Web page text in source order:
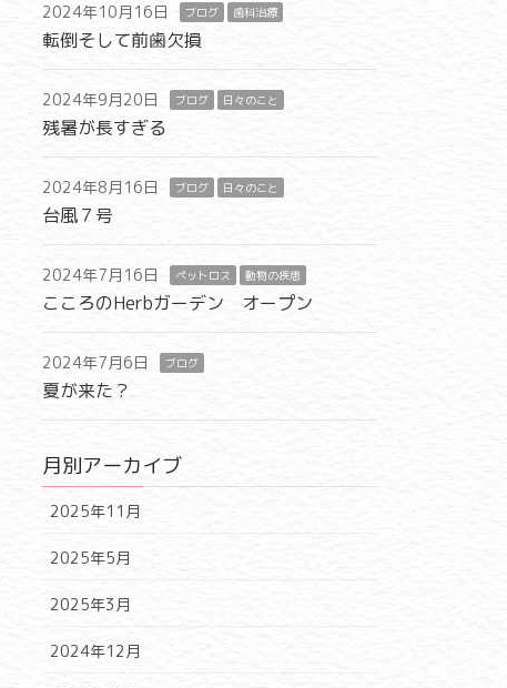
2024年10月16日 ブログ 歯科治療
転倒そして前歯欠損
2024年9月20日 ブログ 日々のこと
残暑が長すぎる
2024年8月16日 ブログ 日々のこと
台風７号
2024年7月16日 ペットロス 動物の疾患
こころのHerbガーデン オープン
2024年7月6日 ブログ
夏が来た？
月別アーカイブ
2025年11月
2025年5月
2025年3月
2024年12月